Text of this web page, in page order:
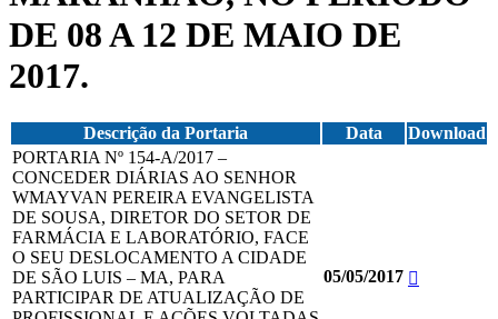
DE 08 A 12 DE MAIO DE
2017.
Descrição da Portaria Data
Download
PORTARIA Nº 154-A/2017 –
CONCEDER DIÁRIAS AO SENHOR
WMAYVAN PEREIRA EVANGELISTA
DE SOUSA, DIRETOR DO SETOR DE
FARMÁCIA E LABORATÓRIO, FACE
O SEU DESLOCAMENTO A CIDADE
DE SÃO LUIS – MA, PARA
PARTICIPAR DE ATUALIZAÇÃO DE
05/05/2017